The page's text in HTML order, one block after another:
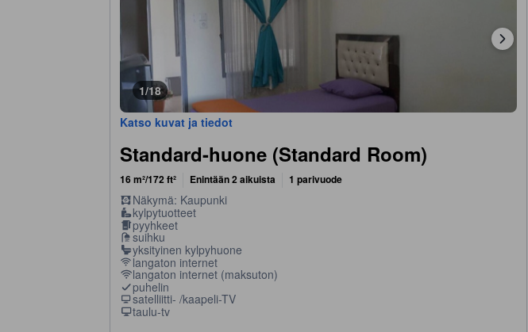
1/18
Katso kuvat ja tiedot
Standard-huone (Standard Room)
16 m²/172 ft² Enintään 2 aikuista 1 parivuode
Näkymä: Kaupunki
kylpytuotteet
pyyhkeet
suihku
yksityinen kylpyhuone
langaton internet
langaton internet (maksuton)
puhelin
satelliitti- /kaapeli-TV
taulu-tv